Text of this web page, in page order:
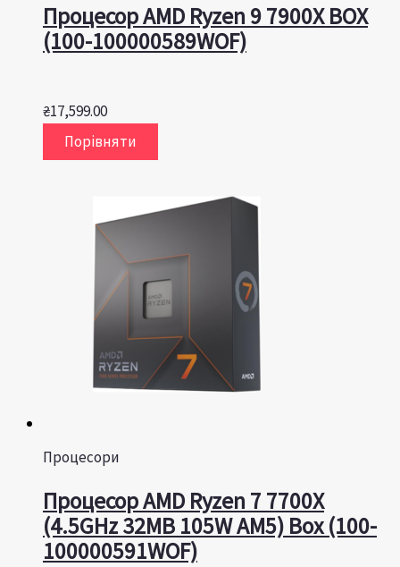
Процесор AMD Ryzen 9 7900X BOX
(100-100000589WOF)
₴17,599.00
Порівняти
Процесори
Процесор AMD Ryzen 7 7700X
(4.5GHz 32MB 105W AM5) Box (100-
100000591WOF)